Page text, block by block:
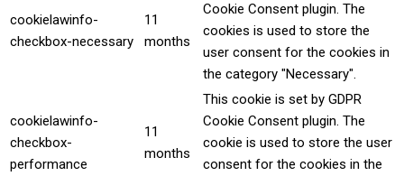
cookielawinfo-
checkbox-necessary
11
months
Cookie Consent plugin. The
cookies is used to store the
user consent for the cookies in
the category "Necessary".
cookielawinfo-
checkbox-
performance
11
months
This cookie is set by GDPR
Cookie Consent plugin. The
cookie is used to store the user
consent for the cookies in the